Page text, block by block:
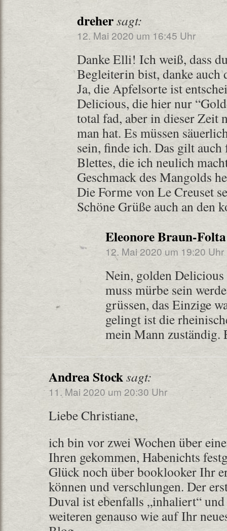
drehersagt:
12. Mai 2020 um 16:45 Uhr
Danke Elli! Ich weiß, dass
Begleiterin bist, danke auch
Ja, die Apfelsorte ist
Delicious, die hier nur
total fad, aber in dieser Zeit
man hat. Es müssen
sein, finde ich. Das gilt
Blettes, die ich neulich
Geschmack des Mangolds
Die Forme von Le Creuset
Schöne Grüße auch an den
Eleonore Braun-Folta
12. Mai 2020 um 19:20 Uhr
Nein, golden
muss mürbe sein
grüssen, das Einzige
gelingt ist die
mein Mann zuständig.
Andrea Stocksagt:
11. Mai 2020 um 20:30 Uhr
Liebe Christiane,
ich bin vor zwei Wochen über
Ihren gekommen, Habenichts
Glück noch über booklooker Ihr
können und verschlungen. Der
Duval ist ebenfalls „inhaliert“
weiteren genauso wie auf Ihr